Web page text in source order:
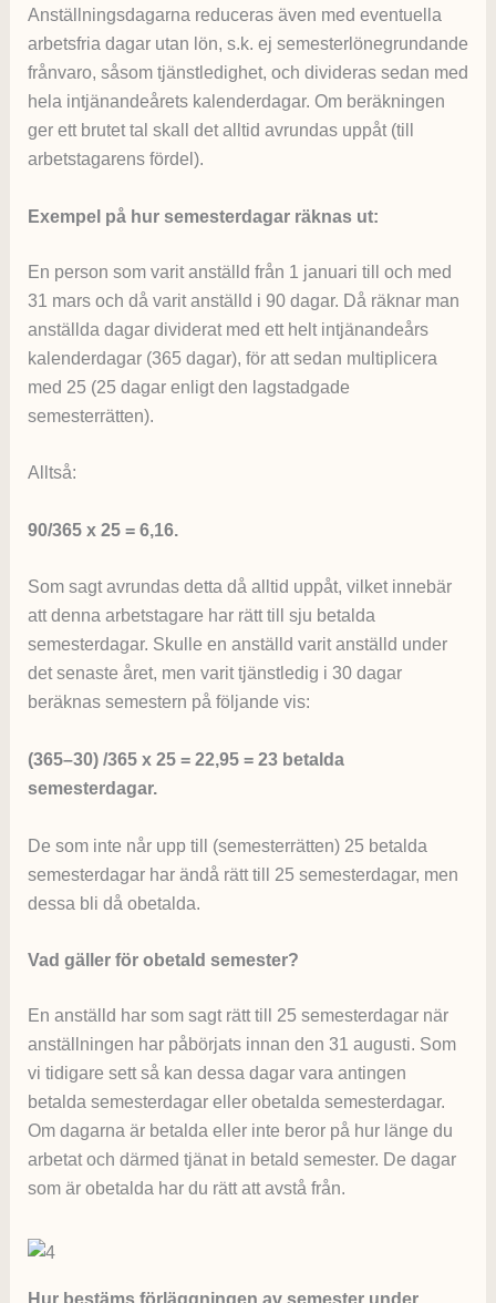
Anställningsdagarna reduceras även med eventuella
arbetsfria dagar utan lön, s.k. ej semesterlönegrundande
frånvaro, såsom tjänstledighet, och divideras sedan med
hela intjänandeårets kalenderdagar. Om beräkningen
ger ett brutet tal skall det alltid avrundas uppåt (till
arbetstagarens fördel).
Exempel på hur semesterdagar räknas ut:
En person som varit anställd från 1 januari till och med
31 mars och då varit anställd i 90 dagar. Då räknar man
anställda dagar dividerat med ett helt intjänandeårs
kalenderdagar (365 dagar), för att sedan multiplicera
med 25 (25 dagar enligt den lagstadgade
semesterrätten).
Alltså:
90/365 x 25 = 6,16.
Som sagt avrundas detta då alltid uppåt, vilket innebär
att denna arbetstagare har rätt till sju betalda
semesterdagar. Skulle en anställd varit anställd under
det senaste året, men varit tjänstledig i 30 dagar
beräknas semestern på följande vis:
(365–30) /365 x 25 = 22,95 = 23 betalda
semesterdagar.
De som inte når upp till (semesterrätten) 25 betalda
semesterdagar har ändå rätt till 25 semesterdagar, men
dessa bli då obetalda.
Vad gäller för obetald semester?
En anställd har som sagt rätt till 25 semesterdagar när
anställningen har påbörjats innan den 31 augusti. Som
vi tidigare sett så kan dessa dagar vara antingen
betalda semesterdagar eller obetalda semesterdagar.
Om dagarna är betalda eller inte beror på hur länge du
arbetat och därmed tjänat in betald semester. De dagar
som är obetalda har du rätt att avstå från.